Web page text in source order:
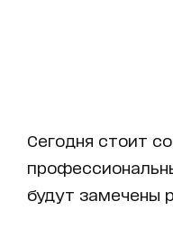
Сегодня стоит
будут замечены